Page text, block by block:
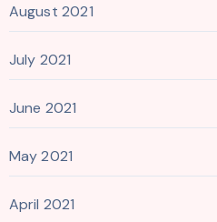
August 2021
July 2021
June 2021
May 2021
April 2021